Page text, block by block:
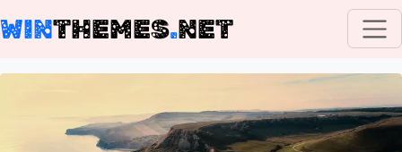
WINTHEMES.NET